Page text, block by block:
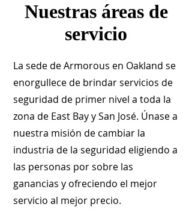
Nuestras áreas de
servicio
La sede de Armorous en Oakland se
enorgullece de brindar servicios de
seguridad de primer nivel a toda la
zona de East Bay y San José. Únase a
nuestra misión de cambiar la
industria de la seguridad eligiendo a
las personas por sobre las
ganancias y ofreciendo el mejor
servicio al mejor precio.